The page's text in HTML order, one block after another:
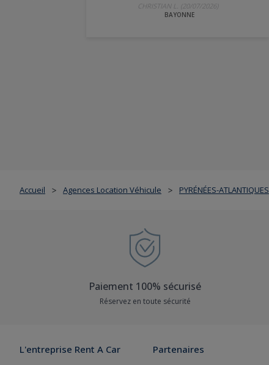
Accueil > Agences Location Véhicule > PYRÉNÉES-ATLANTIQUES
CHRISTIAN L. (20/07/2026)
BAYONNE
Paiement 100% sécurisé
Réservez en toute sécurité
L'entreprise Rent A Car Partenaires